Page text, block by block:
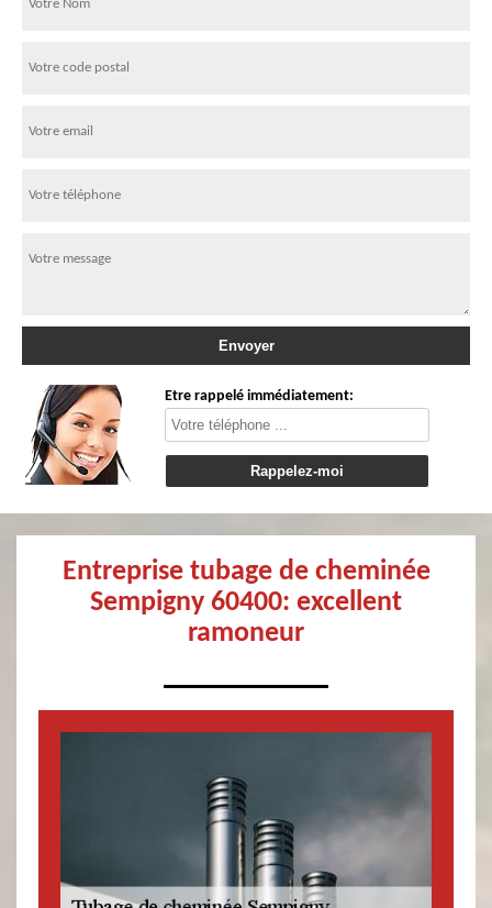
Etre rappelé immédiatement:
Entreprise tubage de cheminée
Sempigny 60400: excellent
ramoneur